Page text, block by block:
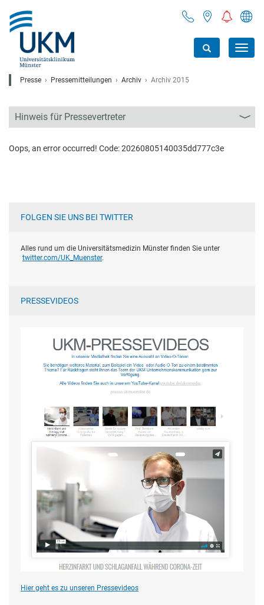
Presse Pressemitteilungen Archiv Archiv 2015
Hinweis für Pressevertreter
Oops, an error occurred! Code: 20260805140035dd777c3e
FOLGEN SIE UNS BEI TWITTER
Alles rund um die Universitätsmedizin Münster finden Sie unter
twitter.com/UK_Muenster.
PRESSEVIDEOS
Hier geht es zu unseren Pressevideos